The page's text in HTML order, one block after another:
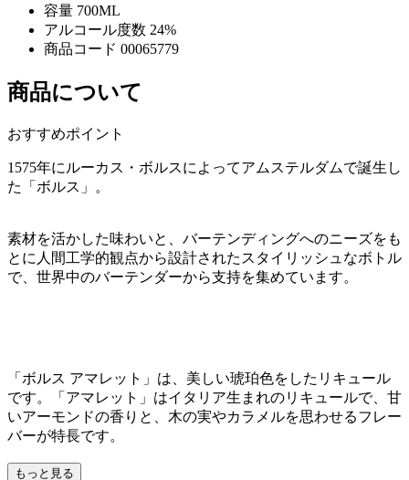
容量 700ML
アルコール度数 24%
商品コード 00065779
商品について
おすすめポイント
1575年にルーカス・ボルスによってアムステルダムで誕生し
た「ボルス」。
素材を活かした味わいと、バーテンディングへのニーズをも
とに人間工学的観点から設計されたスタイリッシュなボトル
で、世界中のバーテンダーから支持を集めています。
「ボルス アマレット」は、美しい琥珀色をしたリキュール
です。「アマレット」はイタリア生まれのリキュールで、甘
いアーモンドの香りと、木の実やカラメルを思わせるフレー
バーが特長です。
もっと見る